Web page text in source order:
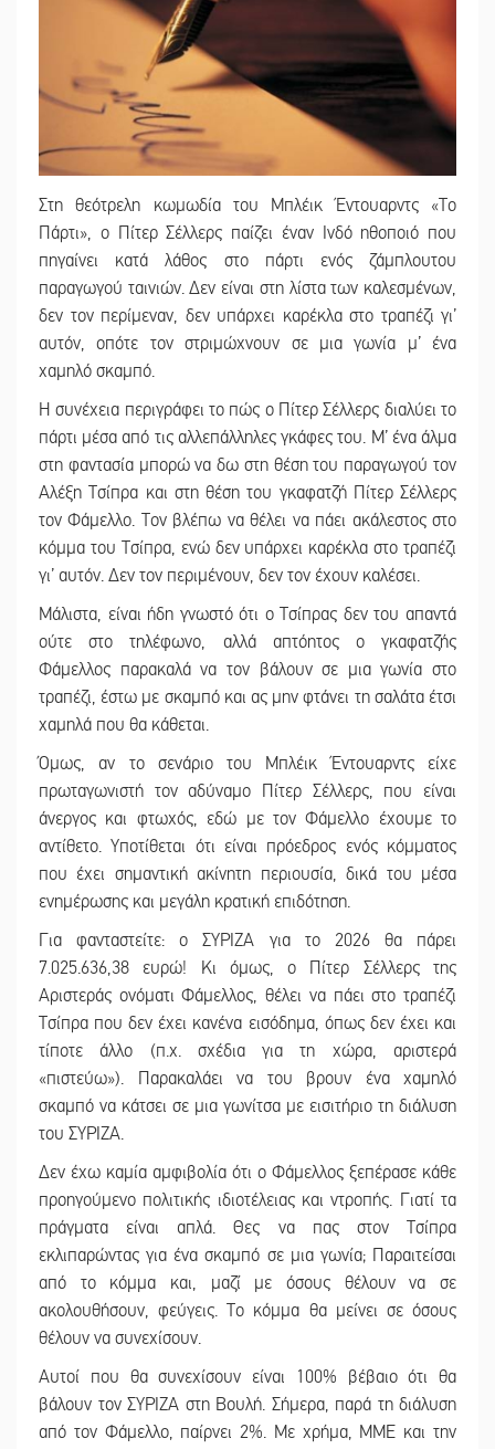
Στη θεότρελη κωμωδία του Μπλέικ Έντουαρντς «Το
Πάρτι», ο Πίτερ Σέλλερς παίζει έναν Ινδό ηθοποιό που
πηγαίνει κατά λάθος στο πάρτι ενός ζάμπλουτου
παραγωγού ταινιών. Δεν είναι στη λίστα των καλεσμένων,
δεν τον περίμεναν, δεν υπάρχει καρέκλα στο τραπέζι γι’
αυτόν, οπότε τον στριμώχνουν σε μια γωνία μ’ ένα
χαμηλό σκαμπό.
Η συνέχεια περιγράφει το πώς ο Πίτερ Σέλλερς διαλύει το
πάρτι μέσα από τις αλλεπάλληλες γκάφες του. Μ’ ένα άλμα
στη φαντασία μπορώ να δω στη θέση του παραγωγού τον
Αλέξη Τσίπρα και στη θέση του γκαφατζή Πίτερ Σέλλερς
τον Φάμελλο. Τον βλέπω να θέλει να πάει ακάλεστος στο
κόμμα του Τσίπρα, ενώ δεν υπάρχει καρέκλα στο τραπέζι
γι’ αυτόν. Δεν τον περιμένουν, δεν τον έχουν καλέσει.
Μάλιστα, είναι ήδη γνωστό ότι ο Τσίπρας δεν του απαντά
ούτε στο τηλέφωνο, αλλά απτόητος ο γκαφατζής
Φάμελλος παρακαλά να τον βάλουν σε μια γωνία στο
τραπέζι, έστω με σκαμπό και ας μην φτάνει τη σαλάτα έτσι
χαμηλά που θα κάθεται.
Όμως, αν το σενάριο του Μπλέικ Έντουαρντς είχε
πρωταγωνιστή τον αδύναμο Πίτερ Σέλλερς, που είναι
άνεργος και φτωχός, εδώ με τον Φάμελλο έχουμε το
αντίθετο. Υποτίθεται ότι είναι πρόεδρος ενός κόμματος
που έχει σημαντική ακίνητη περιουσία, δικά του μέσα
ενημέρωσης και μεγάλη κρατική επιδότηση.
Για φανταστείτε: ο ΣΥΡΙΖΑ για το 2026 θα πάρει
7.025.636,38 ευρώ! Κι όμως, ο Πίτερ Σέλλερς της
Αριστεράς ονόματι Φάμελλος, θέλει να πάει στο τραπέζι
Τσίπρα που δεν έχει κανένα εισόδημα, όπως δεν έχει και
τίποτε άλλο (π.χ. σχέδια για τη χώρα, αριστερά
«πιστεύω»). Παρακαλάει να του βρουν ένα χαμηλό
σκαμπό να κάτσει σε μια γωνίτσα με εισιτήριο τη διάλυση
του ΣΥΡΙΖΑ.
Δεν έχω καμία αμφιβολία ότι ο Φάμελλος ξεπέρασε κάθε
προηγούμενο πολιτικής ιδιοτέλειας και ντροπής. Γιατί τα
πράγματα είναι απλά. Θες να πας στον Τσίπρα
εκλιπαρώντας για ένα σκαμπό σε μια γωνία; Παραιτείσαι
από το κόμμα και, μαζί με όσους θέλουν να σε
ακολουθήσουν, φεύγεις. Το κόμμα θα μείνει σε όσους
θέλουν να συνεχίσουν.
Αυτοί που θα συνεχίσουν είναι 100% βέβαιο ότι θα
βάλουν τον ΣΥΡΙΖΑ στη Βουλή. Σήμερα, παρά τη διάλυση
από τον Φάμελλο, παίρνει 2%. Με χρήμα, ΜΜΕ και την